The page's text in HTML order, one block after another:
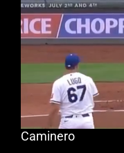
Caminero